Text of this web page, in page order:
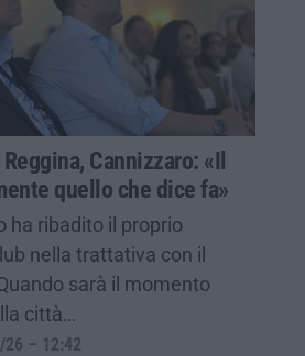
Cannizzaro: «Il
quello che dice fa»
ha ribadito il proprio
nella trattativa con il
sarà il momento
città…
26 – 12:42